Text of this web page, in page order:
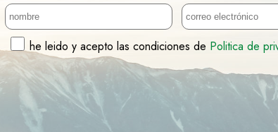
he leido y acepto las condiciones de Politica de